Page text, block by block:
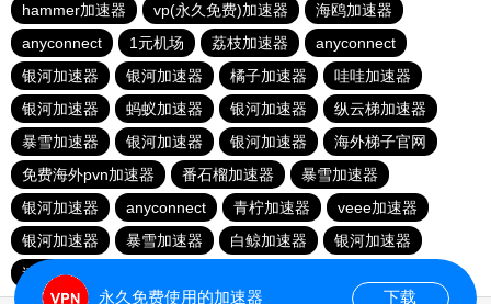
hammer加速器
vp(永久免费)加速器
海鸥加速器
anyconnect
1元机场 荔枝加速器
anyconnect
银河加速器
银河加速器 橘子加速器
哇哇加速器
银河加速器
蚂蚁加速器 银河加速器
纵云梯加速器
暴雪加速器
银河加速器 银河加速器
海外梯子官网
免费海外pvn加速器
番石榴加速器
暴雪加速器
银河加速器
anyconnect 青柠加速器
veee加速器
银河加速器
暴雪加速器 白鲸加速器
银河加速器
速鹰666
永久免费使用的加速器 下载